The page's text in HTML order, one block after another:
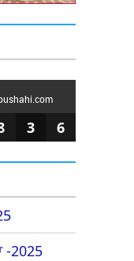
3 6
-2025